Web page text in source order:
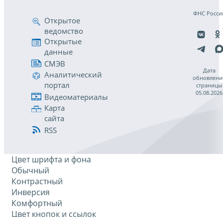
Открытое
ведомство
Открытые
данные
СМЭВ
Аналитический
портал
Видеоматериалы
Карта
сайта
RSS
ФНС
Дата
страницы
05.08.2026
Цвет шрифта и фона
Обычный
Контрастный
Инверсия
Комфортный
Цвет кнопок и ссылок